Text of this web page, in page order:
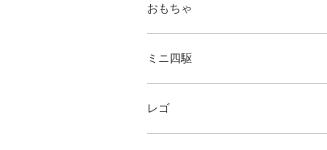
おもちゃ
ミニ四駆
レゴ